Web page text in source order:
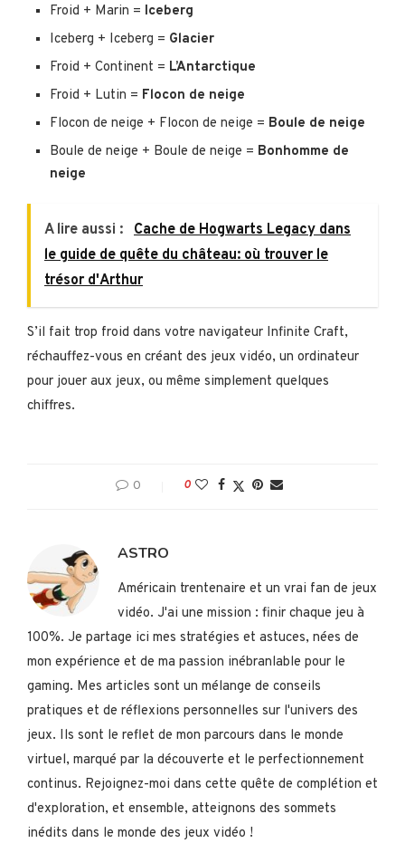
Froid + Marin = Iceberg
Iceberg + Iceberg = Glacier
Froid + Continent = L’Antarctique
Froid + Lutin = Flocon de neige
Flocon de neige + Flocon de neige = Boule de neige
Boule de neige + Boule de neige = Bonhomme de
neige
A lire aussi :
Cache de Hogwarts Legacy dans
le guide de quête du château: où trouver le
trésor d'Arthur
S’il fait trop froid dans votre navigateur Infinite Craft,
réchauffez-vous en créant des jeux vidéo, un ordinateur
pour jouer aux jeux, ou même simplement quelques
chiffres.
0 0
ASTRO
Américain trentenaire et un vrai fan de jeux
vidéo. J'ai une mission : finir chaque jeu à
100%. Je partage ici mes stratégies et astuces, nées de
mon expérience et de ma passion inébranlable pour le
gaming. Mes articles sont un mélange de conseils
pratiques et de réflexions personnelles sur l'univers des
jeux. Ils sont le reflet de mon parcours dans le monde
virtuel, marqué par la découverte et le perfectionnement
continus. Rejoignez-moi dans cette quête de complétion et
d'exploration, et ensemble, atteignons des sommets
inédits dans le monde des jeux vidéo !